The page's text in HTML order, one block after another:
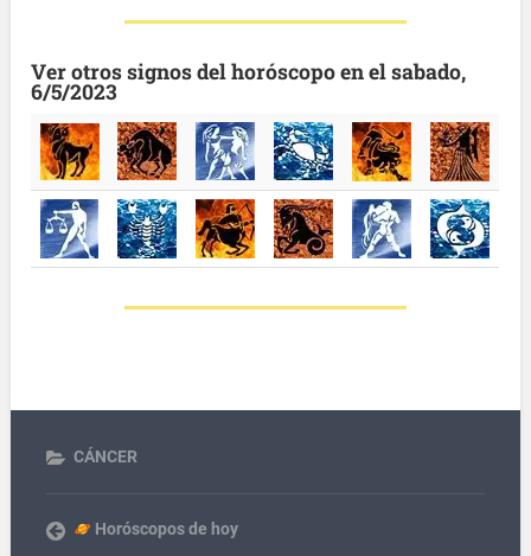
Ver otros signos del horóscopo en el sabado,
6/5/2023
CÁNCER
Horóscopos de hoy